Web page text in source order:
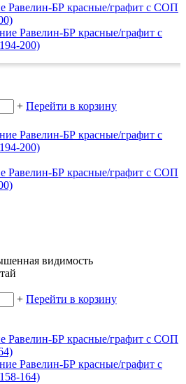
Равелин-БР красные/графит с СОП
+ Перейти в корзину
Равелин-БР красные/графит с СОП
видимость
+ Перейти в корзину
Равелин-БР красные/графит с СОП